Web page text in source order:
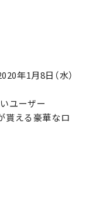
年1月8日（水）
ユーザー
貰える豪華なロ